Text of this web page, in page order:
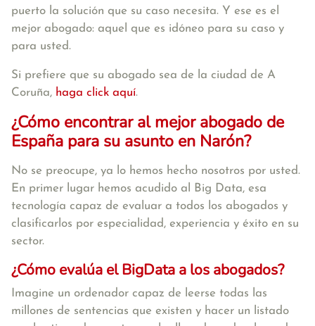
puerto la solución que su caso necesita. Y ese es el
mejor abogado: aquel que es idóneo para su caso y
para usted.
Si prefiere que su abogado sea de la ciudad de A
Coruña, haga click aquí.
¿Cómo encontrar al mejor abogado de
España para su asunto en Narón?
No se preocupe, ya lo hemos hecho nosotros por usted.
En primer lugar hemos acudido al Big Data, esa
tecnología capaz de evaluar a todos los abogados y
clasificarlos por especialidad, experiencia y éxito en su
sector.
¿Cómo evalúa el BigData a los abogados?
Imagine un ordenador capaz de leerse todas las
millones de sentencias que existen y hacer un listado